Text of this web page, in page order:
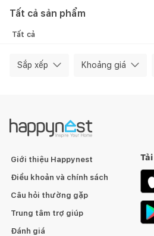
Tất cả sản phẩm
Tất cả
Sắp xếp Khoảng giá
Giới thiệu Happynest
Điều khoản và chính sách
Câu hỏi thường gặp
Trung tâm trợ giúp
Đánh giá